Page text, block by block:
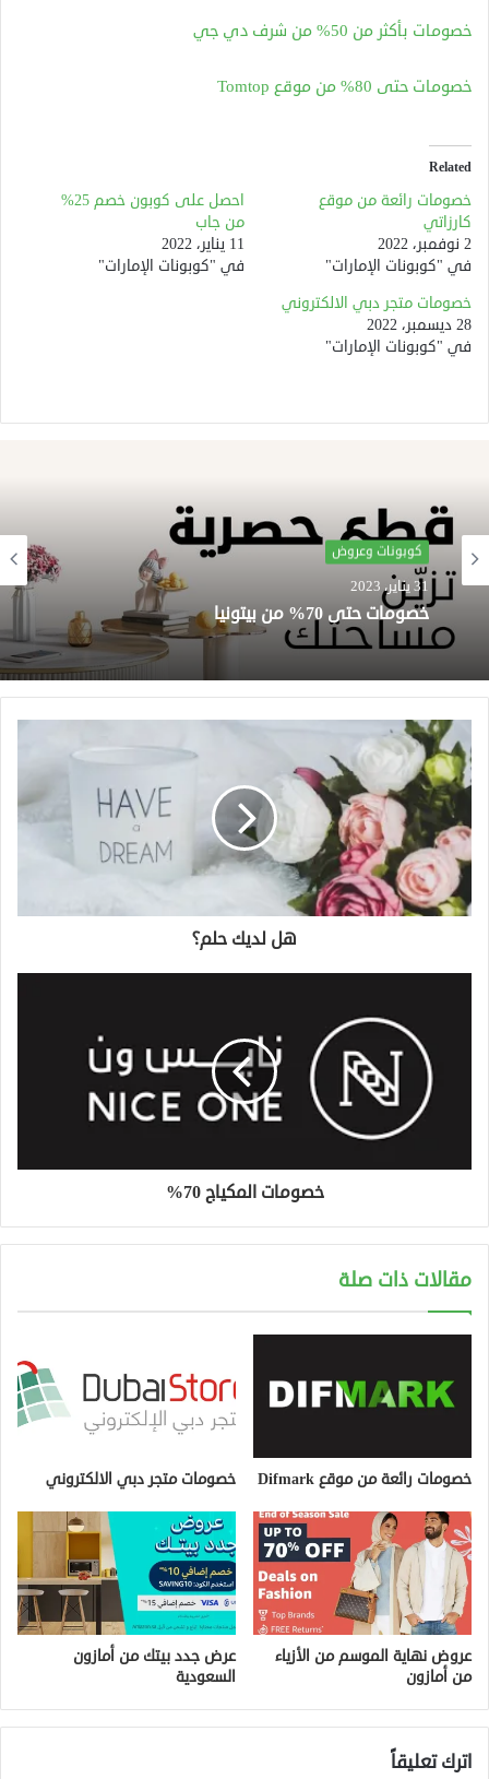
خصومات بأكثر من 50% من شرف دي جي
خصومات حتى 80% من موقع Tomtop
Related
خصومات رائعة من موقع
كارزاتي
2 نوفمبر، 2022
في "كوبونات الإمارات"
احصل على كوبون خصم 25%
من جاب
11 يناير، 2022
في "كوبونات الإمارات"
خصومات متجر دبي الالكتروني
28 ديسمبر، 2022
في "كوبونات الإمارات"
كوبونات وعروض
31 يناير، 2023
خصومات حتى 70% من بيتونيا
هل لديك حلم؟
خصومات المكياج 70%
مقالات ذات صلة
خصومات رائعة من موقع Difmark خصومات متجر دبي الالكتروني
عروض نهاية الموسم من الأزياء
من أمازون
عرض جدد بيتك من أمازون
السعودية
اترك تعليقاً